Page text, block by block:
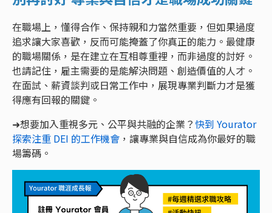
在職場上，懂得合作、保持親和力當然重要，但如果過度
追求讓大家喜歡，反而可能掩蓋了你真正的能力。最健康
的職場關係，是在建立在互相尊重裡，而非過度的討好。
也請記住，雇主需要的是能解決問題、創造價值的人才。
在面試、薪資談判或日常工作中，展現專業判斷力才是獲
得應有回報的關鍵。
➜想要加入重視多元、公平與共融的企業？快到 Yourator
探索注重 DEI 的工作機會 ，讓專業與自信成為你最好的職
場籌碼。